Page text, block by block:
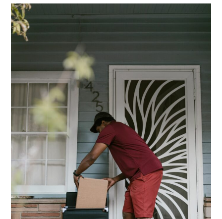
VOITURE
VOYAGE